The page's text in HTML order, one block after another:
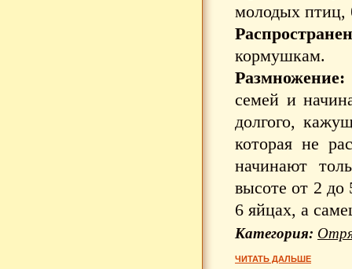
молодых птиц,
кормушкам.
Размножение:
семей и
долгого,
которая не
начинают
высоте от 2
6 яйцах, а
Категория:
ЧИТАТЬ ДАЛЬШЕ